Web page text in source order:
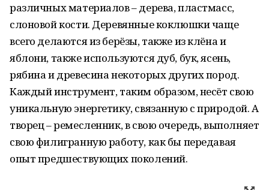
различных материалов – дерева, пластмасс,
слоновой кости. Деревянные коклюшки чаще
всего делаются из берёзы, также из клёна и
яблони, также используются дуб, бук, ясень,
рябина и древесина некоторых других пород.
Каждый инструмент, таким образом, несёт свою
уникальную энергетику, связанную с природой. А
творец – ремесленник, в свою очередь, выполняет
свою филигранную работу, как бы передавая
опыт предшествующих поколений.